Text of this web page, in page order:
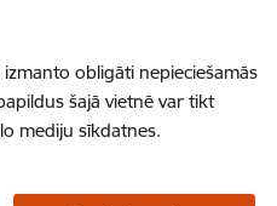
obligāti nepieciešamās
šajā vietnē var tikt
mediju sīkdatnes.